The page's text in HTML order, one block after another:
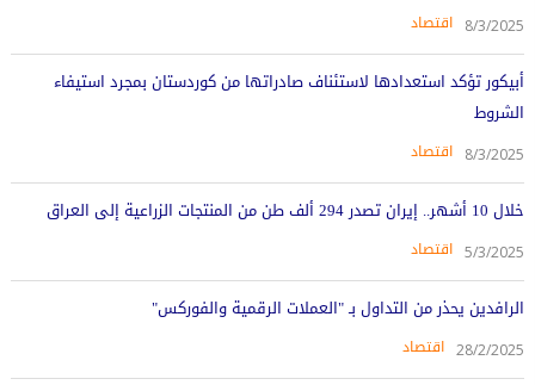
8/3/2025 اقتصاد
أبيكور تؤكد استعدادها لاستئناف صادراتها من كوردستان بمجرد استيفاء
الشروط
8/3/2025 اقتصاد
خلال 10 أشهر.. إيران تصدر 294 ألف طن من المنتجات الزراعية إلى العراق
5/3/2025 اقتصاد
الرافدين يحذر من التداول بـ "العملات الرقمية والفوركس"
28/2/2025 اقتصاد